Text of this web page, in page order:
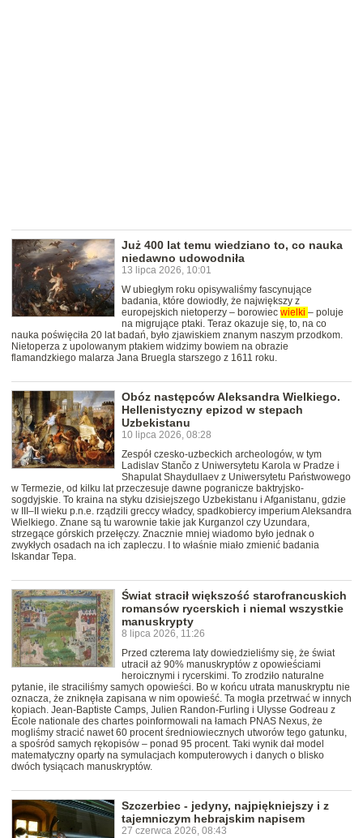
Już 400 lat temu wiedziano to, co nauka
niedawno udowodniła
13 lipca 2026, 10:01
W ubiegłym roku opisywaliśmy fascynujące
badania, które dowiodły, że największy z
europejskich nietoperzy – borowiec wielki – poluje
na migrujące ptaki. Teraz okazuje się, to, na co
nauka poświęciła 20 lat badań, było zjawiskiem znanym naszym przodkom.
Nietoperza z upolowanym ptakiem widzimy bowiem na obrazie
flamandzkiego malarza Jana Bruegla starszego z 1611 roku.
Obóz następców Aleksandra Wielkiego.
Hellenistyczny epizod w stepach
Uzbekistanu
10 lipca 2026, 08:28
Zespół czesko-uzbeckich archeologów, w tym
Ladislav Stančo z Uniwersytetu Karola w Pradze i
Shapulat Shaydullaev z Uniwersytetu Państwowego
w Termezie, od kilku lat przeczesuje dawne pogranicze baktryjsko-
sogdyjskie. To kraina na styku dzisiejszego Uzbekistanu i Afganistanu, gdzie
w III–II wieku p.n.e. rządzili greccy władcy, spadkobiercy imperium Aleksandra
Wielkiego. Znane są tu warownie takie jak Kurganzol czy Uzundara,
strzegące górskich przełęczy. Znacznie mniej wiadomo było jednak o
zwykłych osadach na ich zapleczu. I to właśnie miało zmienić badania
Iskandar Tepa.
Świat stracił większość starofrancuskich
romansów rycerskich i niemal wszystkie
manuskrypty
8 lipca 2026, 11:26
Przed czterema laty dowiedzieliśmy się, że świat
utracił aż 90% manuskryptów z opowieściami
heroicznymi i rycerskimi. To zrodziło naturalne
pytanie, ile straciliśmy samych opowieści. Bo w końcu utrata manuskryptu nie
oznacza, że zniknęła zapisana w nim opowieść. Ta mogła przetrwać w innych
kopiach. Jean-Baptiste Camps, Julien Randon-Furling i Ulysse Godreau z
École nationale des chartes poinformowali na łamach PNAS Nexus, że
mogliśmy stracić nawet 60 procent średniowiecznych utworów tego gatunku,
a spośród samych rękopisów – ponad 95 procent. Taki wynik dał model
matematyczny oparty na symulacjach komputerowych i danych o blisko
dwóch tysiącach manuskryptów.
Szczerbiec - jedyny, najpiękniejszy i z
tajemniczym hebrajskim napisem
27 czerwca 2026, 08:43